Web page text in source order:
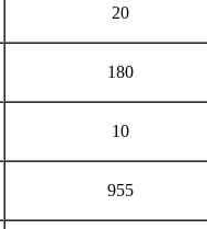
20
180
10
955